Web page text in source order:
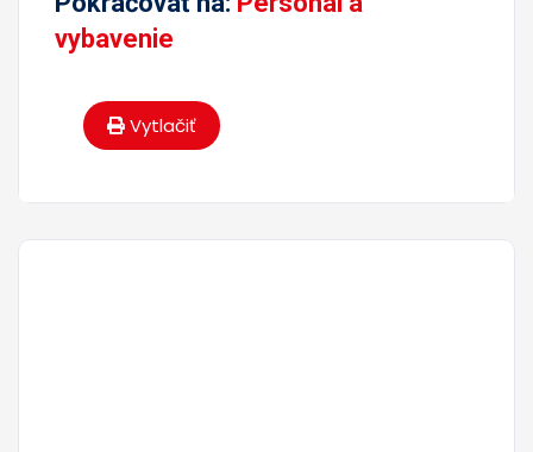
vybavenie
Vytlačiť